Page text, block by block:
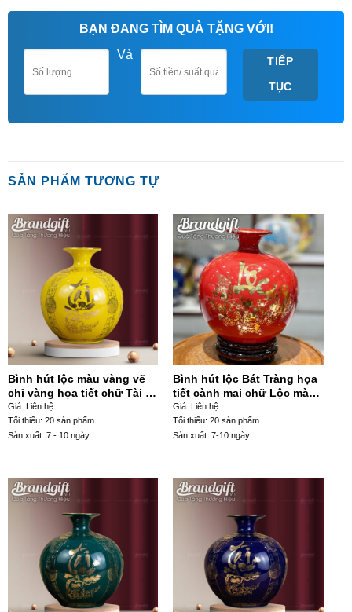
BẠN ĐANG TÌM QUÀ TẶNG VỚI!
Và
TIẾP
TỤC
SẢN PHẨM TƯƠNG TỰ
Bình hút lộc màu vàng vẽ
chỉ vàng họa tiết chữ Tài in
decal BHL-57
Giá: Liên hệ
Tối thiểu: 20 sản phẩm
Sản xuất: 7 - 10 ngày
Bình hút lộc Bát Tràng họa
tiết cành mai chữ Lộc màu
đỏ BHL-26
Giá: Liên hệ
Tối thiểu: 20 sản phẩm
Sản xuất: 7-10 ngày